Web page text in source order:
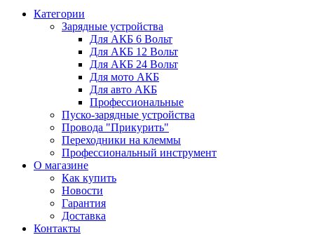
Категории
Зарядные устройства
Для АКБ 6 Вольт
Для АКБ 12 Вольт
Для АКБ 24 Вольт
Для мото АКБ
Для авто АКБ
Профессиональные
Пуско-зарядные устройства
Провода "Прикурить"
Переходники на клеммы
Профессиональный инструмент
О магазине
Как купить
Новости
Гарантия
Доставка
Контакты